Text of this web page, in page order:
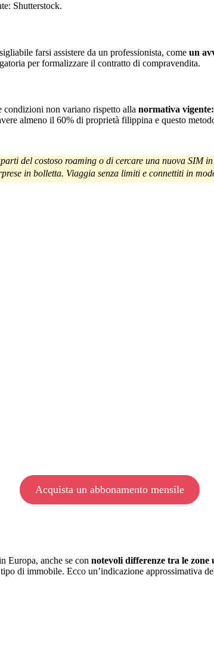
Shutterstock.
farsi assistere da un professionista, come un
per formalizzare il contratto di compravendita.
condizioni non variano rispetto alla normativa
almeno il 60% di proprietà filippina e questo
del costoso roaming o di cercare una nuova SIM
in bolletta. Viaggia senza limiti e connettiti in
Acquista un abbonamento mensile
Europa, anche se con notevoli differenze tra le
di immobile. Ecco un’indicazione approssimativa